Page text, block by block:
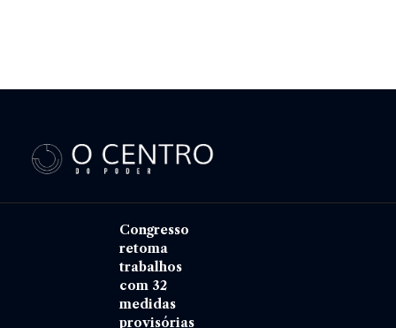
Congresso
retoma
trabalhos
com 32
medidas
provisórias